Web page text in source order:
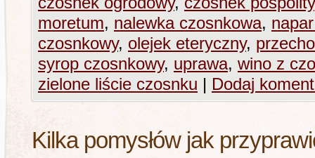
moretum, nalewka czosnkowa,
czosnkowy, olejek eteryczny,
syrop czosnkowy, uprawa, wino z
zielone liście czosnku | Dodaj
Kilka pomysłów jak